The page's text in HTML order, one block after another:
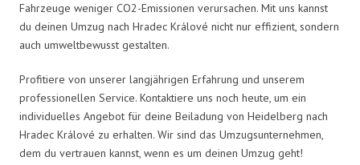
Fahrzeuge weniger CO2-Emissionen verursachen. Mit uns kannst
du deinen Umzug nach Hradec Králové nicht nur effizient, sondern
auch umweltbewusst gestalten.
Profitiere von unserer langjährigen Erfahrung und unserem
professionellen Service. Kontaktiere uns noch heute, um ein
individuelles Angebot für deine Beiladung von Heidelberg nach
Hradec Králové zu erhalten. Wir sind das Umzugsunternehmen,
dem du vertrauen kannst, wenn es um deinen Umzug geht!